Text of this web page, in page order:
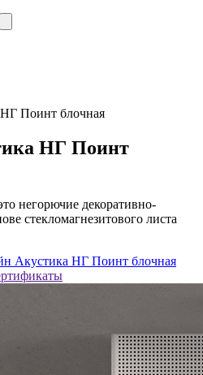
Поинт блочная
НГ Поинт
негорючие декоративно-
стекломагнезитового листа
Акустика НГ Поинт блочная